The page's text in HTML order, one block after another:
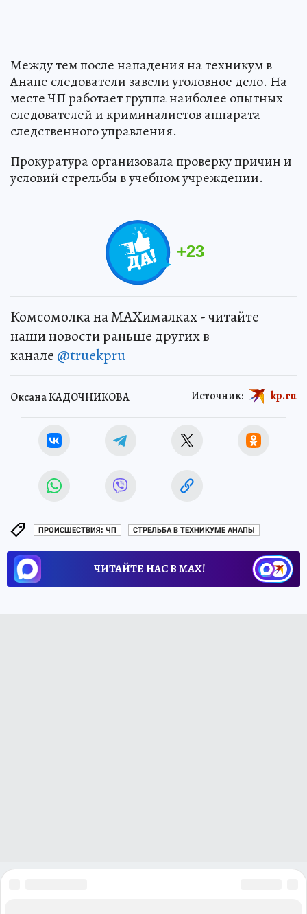
Между тем после нападения на техникум в
Анапе следователи завели уголовное дело. На
месте ЧП работает группа наиболее опытных
следователей и криминалистов аппарата
следственного управления.
Прокуратура организовала проверку причин и
условий стрельбы в учебном учреждении.
+23
Комсомолка на MAXималках - читайте
наши новости раньше других в
канале @truekpru
Оксана КАДОЧНИКОВА Источник: kp.ru
ПРОИСШЕСТВИЯ: ЧП СТРЕЛЬБА В ТЕХНИКУМЕ АНАПЫ
ЧИТАЙТЕ НАС В МАХ!